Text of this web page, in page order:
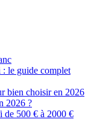
le guide complet
bien choisir en 2026
2026 ?
de 500 € à 2000 €